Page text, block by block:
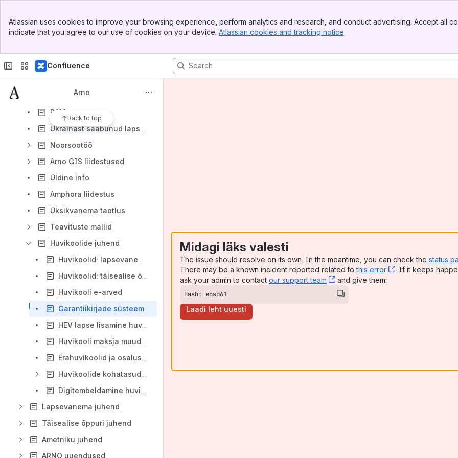
Top Bar
Sidebar
Atlassian uses cookies to improve your browsing experience, perform analytics and research, and conduct advertising. Accept all
indicate that you agree to our use of cookies on your device. Atlassian cookies and tracking notice
Confluence
Arno
Back to top
Huvihariduse ankeedid (Viimsi)
Eraasutuste lepingud
Nõusolekud
Koduse lapse toetus
RAM
Ukrainast saabunud laps Eestis "Uussisserändaja (UA)”
Noorsootöö
Arno GIS liidestused
Üldine info
Amphora liidestus
Üksikvanema taotlus
Teavituste mallid
Huvikoolide juhend
Huvikoolid: lapsevanema vaade
Huvikoolid: täisealise õppuri vaade
Huvikooli e-arved
Garantiikirjade süsteem
HEV lapse lisamine huvikooli
Huvikooli maksja muudatuse kinnitamine
Erahuvikoolid ja osaluse kinnitamine
Huvikoolide kohatasude arvutamine
Digitembeldamine huvikooli moodulis
Lapsevanema juhend
Täisealise õppuri juhend
Ametniku juhend
ARNO uuendused
Midagi läks valesti
The issue should resolve on its own. In the meantime, you can check the status
There may be a known incident reported related tothis error , (opens new
. If it keeps
ask your admin to contact our support team , (opens new window)
and give them:
Hash: eoso61
Laadi leht uuesti